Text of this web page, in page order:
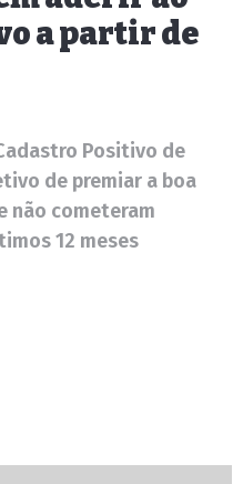
a partir de
Positivo de
de premiar a boa
não cometeram
12 meses